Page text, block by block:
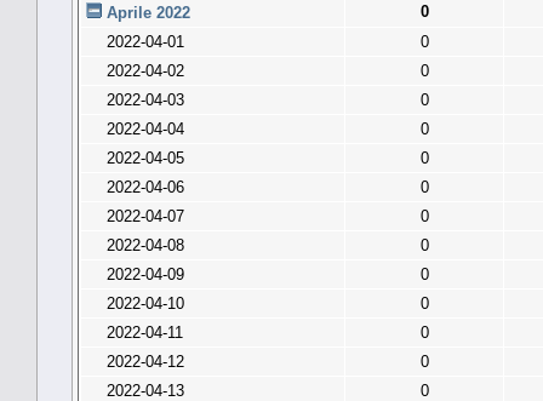
Aprile 2022
0
2022-04-01
0
2022-04-02
0
2022-04-03
0
2022-04-04
0
2022-04-05
0
2022-04-06
0
2022-04-07
0
2022-04-08
0
2022-04-09
0
2022-04-10
0
2022-04-11
0
2022-04-12
0
2022-04-13
0